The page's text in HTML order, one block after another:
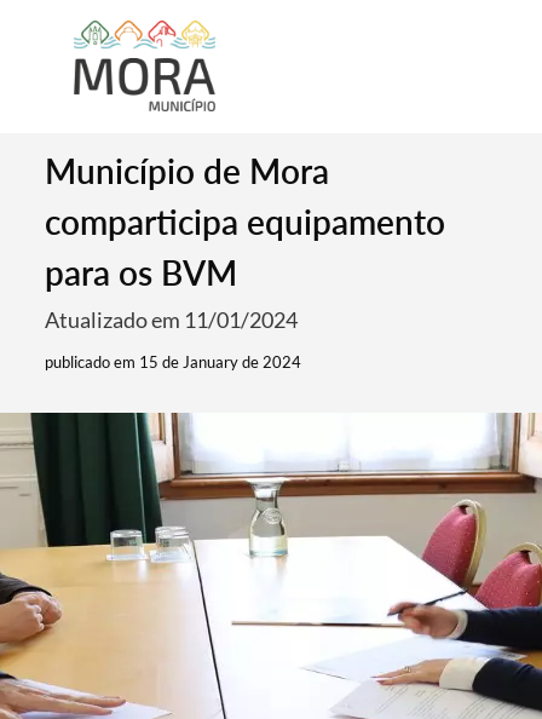
Município de Mora
comparticipa equipamento
para os BVM
Atualizado em 11/01/2024
publicado em 15 de January de 2024